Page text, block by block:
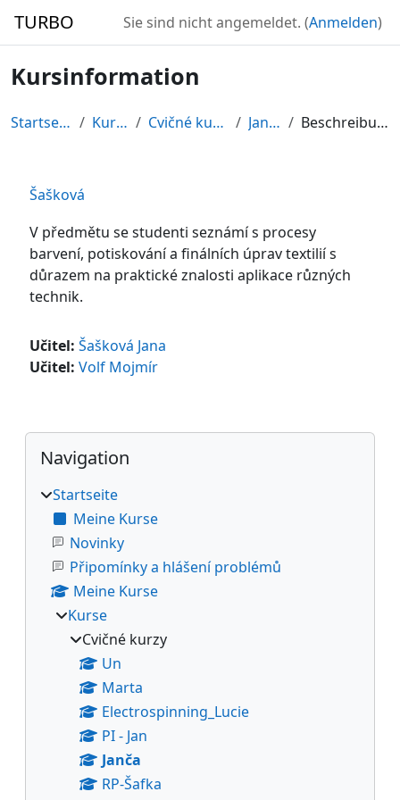
TURBO Sie sind nicht angemeldet. (Anmelden)
Kursinformation
Startseite Kurse Cvičné kurzy Janča Beschreibung
Šašková
V předmětu se studenti seznámí s procesy
barvení, potiskování a finálních úprav textilií s
důrazem na praktické znalosti aplikace různých
technik.
Učitel: Šašková Jana
Učitel: Volf Mojmír
Blöcke
Navigation überspringen
Navigation
Startseite
Meine Kurse
Novinky
Připomínky a hlášení problémů
Meine Kurse
Kurse
Cvičné kurzy
Un
Marta
Electrospinning_Lucie
PI - Jan
Janča
RP-Šafka